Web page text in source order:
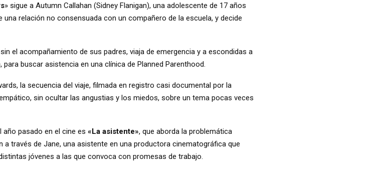
» sigue a Autumn Callahan (Sidney Flanigan), una adolescente de 17 años
relación no consensuada con un compañero de la escuela, y decide
el acompañamiento de sus padres, viaja de emergencia y a escondidas a
para buscar asistencia en una clínica de Planned Parenthood.
la secuencia del viaje, filmada en registro casi documental por la
sin ocultar las angustias y los miedos, sobre un tema pocas veces
año pasado en el cine es «La asistente», que aborda la problemática
a través de Jane, una asistente en una productora cinematográfica que
jóvenes a las que convoca con promesas de trabajo.